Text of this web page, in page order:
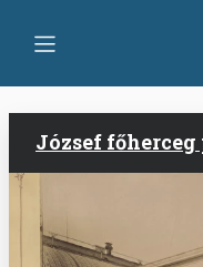
tartalomra
József